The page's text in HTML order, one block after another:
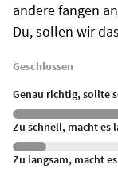
andere fangen
Du, sollen wir
Geschlossen
Genau richtig, sollte
Zu schnell, macht es
Zu langsam, macht